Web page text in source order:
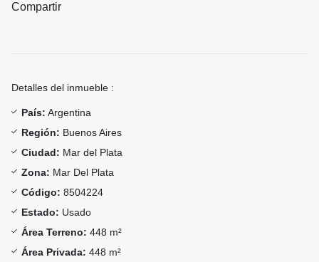
Compartir
Detalles del inmueble :
País: Argentina
Región: Buenos Aires
Ciudad: Mar del Plata
Zona: Mar Del Plata
Código: 8504224
Estado: Usado
Área Terreno: 448 m²
Área Privada: 448 m²